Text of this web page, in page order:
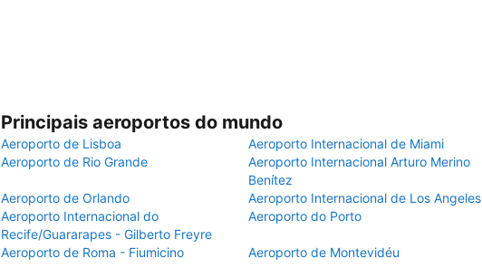
Principais aeroportos do mundo
Aeroporto de Lisboa
Aeroporto Internacional de Miami
Aeroporto de Rio Grande
Aeroporto Internacional Arturo Merino
Benítez
Aeroporto de Orlando
Aeroporto Internacional de Los Angeles
Aeroporto Internacional do
Recife/Guararapes - Gilberto Freyre
Aeroporto do Porto
Aeroporto de Roma - Fiumicino Aeroporto de Montevidéu